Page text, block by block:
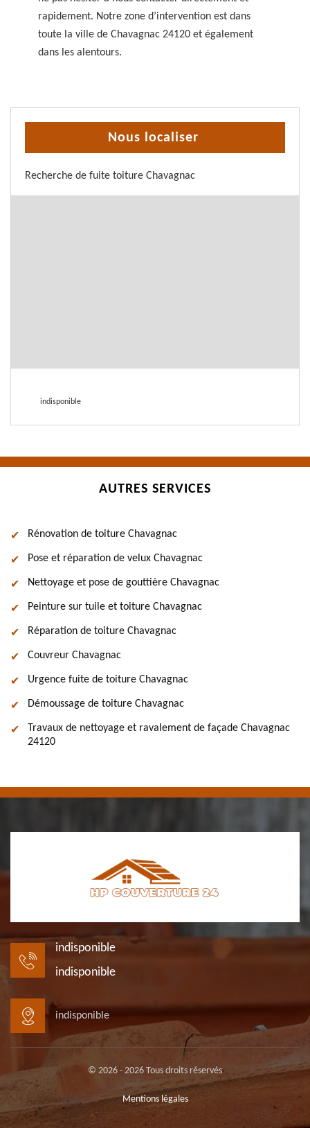
rapidement. Notre zone d’intervention est dans
toute la ville de Chavagnac 24120 et également
dans les alentours.
Nous localiser
Recherche de fuite toiture Chavagnac
indisponible
AUTRES SERVICES
Rénovation de toiture Chavagnac
Pose et réparation de velux Chavagnac
Nettoyage et pose de gouttière Chavagnac
Peinture sur tuile et toiture Chavagnac
Réparation de toiture Chavagnac
Couvreur Chavagnac
Urgence fuite de toiture Chavagnac
Démoussage de toiture Chavagnac
Travaux de nettoyage et ravalement de façade Chavagnac
24120
indisponible
indisponible
indisponible
© 2026 - 2026 Tous droits réservés
Mentions légales